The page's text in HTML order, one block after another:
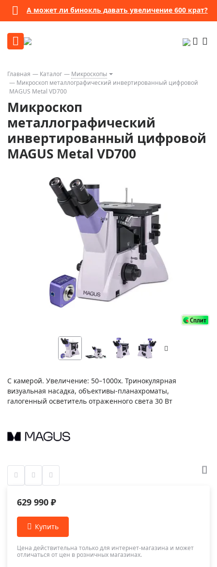
А может ли бинокль давать увеличение 600 крат?
Главная Каталог
Микроскопы
Микроскоп металлографический инвертированный цифровой
MAGUS Metal VD700
Микроскоп
металлографический
инвертированный цифровой
MAGUS Metal VD700
С камерой. Увеличение: 50–1000х. Тринокулярная
визуальная насадка, объективы-планахроматы,
галогенный осветитель отраженного света 30 Вт
629 990 ₽
Цена действительна только для интернет-магазина и может
отличаться от цен в розничных магазинах.